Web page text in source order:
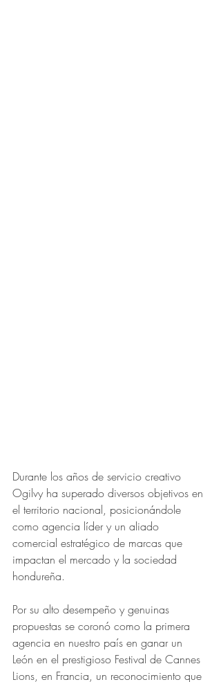
Durante los años de servicio creativo
Ogilvy ha superado diversos objetivos en
el territorio nacional, posicionándole
como agencia líder y un aliado
comercial estratégico de marcas que
impactan el mercado y la sociedad
hondureña.
Por su alto desempeño y genuinas
propuestas se coronó como la primera
agencia en nuestro país en ganar un
León en el prestigioso Festival de Cannes
Lions, en Francia, un reconocimiento que